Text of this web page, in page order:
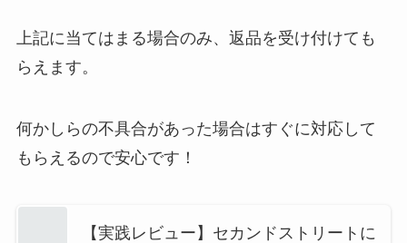
上記に当てはまる場合のみ、返品を受け付けても
らえます。
何かしらの不具合があった場合はすぐに対応して
もらえるので安心です！
【実践レビュー】セカンドストリートに